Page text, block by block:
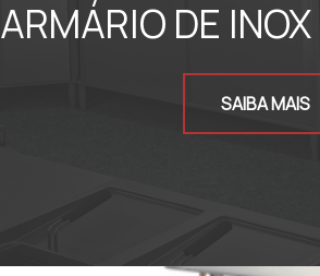
ARMÁRIO DE
SAIBA MAIS